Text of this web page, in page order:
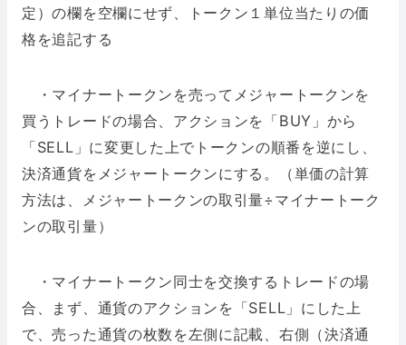
定）の欄を空欄にせず、トークン１単位当たりの価
格を追記する
・マイナートークンを売ってメジャートークンを
買うトレードの場合、アクションを「BUY」から
「SELL」に変更した上でトークンの順番を逆にし、
決済通貨をメジャートークンにする。（単価の計算
方法は、メジャートークンの取引量÷マイナートーク
ンの取引量）
・マイナートークン同士を交換するトレードの場
合、まず、通貨のアクションを「SELL」にした上
で、売った通貨の枚数を左側に記載、右側（決済通